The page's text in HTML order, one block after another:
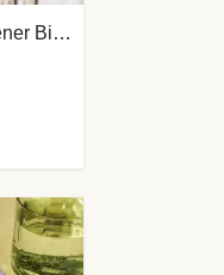
Ziegenkäse-Risotto mit Honig-gebackener Birne